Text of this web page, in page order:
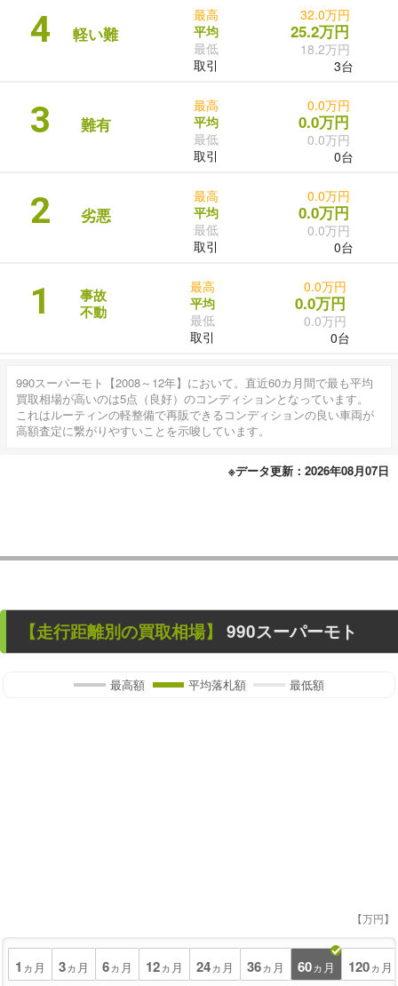
4 軽い難
最高
平均
最低
取引
32.0万円
25.2万円
18.2万円
3台
3 難有
最高
平均
最低
取引
0.0万円
0.0万円
0.0万円
0台
2 劣悪
最高
平均
最低
取引
0.0万円
0.0万円
0.0万円
0台
1
事故
不動
最高
平均
最低
取引
0.0万円
0.0万円
0.0万円
0台
990スーパーモト【2008～12年】において。直近60カ月間で最も平均
買取相場が高いのは5点（良好）のコンディションとなっています。
これはルーティンの軽整備で再販できるコンディションの良い車両が
高額査定に繋がりやすいことを示唆しています。
※データ更新：2026年08月07日
【走行距離別の買取相場】 990スーパーモト
最高額 平均落札額 最低額
【万円】
1 ヵ月 3ヵ月 6ヵ月 12ヵ月 24ヵ月 36ヵ月 60ヵ月 120ヵ月